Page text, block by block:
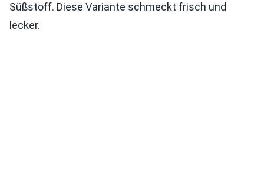
Süßstoff. Diese Variante schmeckt frisch und
lecker.